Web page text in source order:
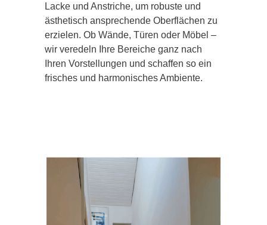
Lacke und Anstriche, um robuste und
ästhetisch ansprechende Oberflächen zu
erzielen. Ob Wände, Türen oder Möbel –
wir veredeln Ihre Bereiche ganz nach
Ihren Vorstellungen und schaffen so ein
frisches und harmonisches Ambiente.